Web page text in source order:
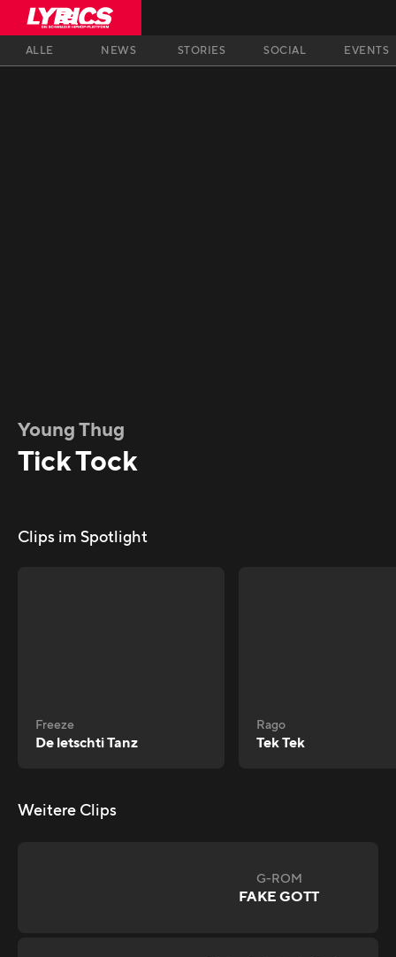
ALLE NEWS STORIES SOCIAL EVENTS
Young Thug
Tick Tock
Clips im Spotlight
Freeze
De letschti Tanz
Rago
Tek Tek
Weitere Clips
G-ROM
FAKE GOTT